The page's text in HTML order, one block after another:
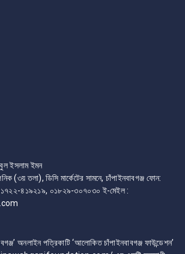
ইসলাম ইমন
(৩য় তলা), ডিসি মার্কেটের সামনে, চাঁপাইনবাবগঞ্জ ফোন:
৪১৯২১৯, ০১৮২৯-৩০৭০৩০ ই-মেইল :
অনলাইন পত্রিকাটি ‘আলোকিত চাঁপাইনবাবগঞ্জ ফাউন্ডেশন’